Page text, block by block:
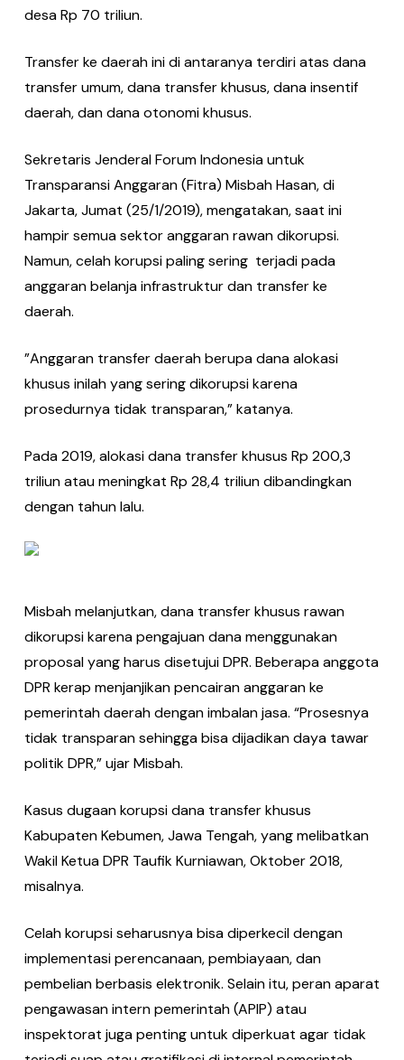
desa Rp 70 triliun.
Transfer ke daerah ini di antaranya terdiri atas dana
transfer umum, dana transfer khusus, dana insentif
daerah, dan dana otonomi khusus.
Sekretaris Jenderal Forum Indonesia untuk
Transparansi Anggaran (Fitra) Misbah Hasan, di
Jakarta, Jumat (25/1/2019), mengatakan, saat ini
hampir semua sektor anggaran rawan dikorupsi.
Namun, celah korupsi paling sering terjadi pada
anggaran belanja infrastruktur dan transfer ke
daerah.
”Anggaran transfer daerah berupa dana alokasi
khusus inilah yang sering dikorupsi karena
prosedurnya tidak transparan,” katanya.
Pada 2019, alokasi dana transfer khusus Rp 200,3
triliun atau meningkat Rp 28,4 triliun dibandingkan
dengan tahun lalu.
Misbah melanjutkan, dana transfer khusus rawan
dikorupsi karena pengajuan dana menggunakan
proposal yang harus disetujui DPR. Beberapa anggota
DPR kerap menjanjikan pencairan anggaran ke
pemerintah daerah dengan imbalan jasa. “Prosesnya
tidak transparan sehingga bisa dijadikan daya tawar
politik DPR,” ujar Misbah.
Kasus dugaan korupsi dana transfer khusus
Kabupaten Kebumen, Jawa Tengah, yang melibatkan
Wakil Ketua DPR Taufik Kurniawan, Oktober 2018,
misalnya.
Celah korupsi seharusnya bisa diperkecil dengan
implementasi perencanaan, pembiayaan, dan
pembelian berbasis elektronik. Selain itu, peran aparat
pengawasan intern pemerintah (APIP) atau
inspektorat juga penting untuk diperkuat agar tidak